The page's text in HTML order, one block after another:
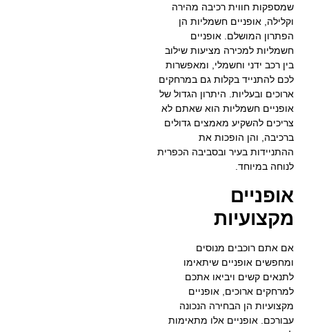
שמספקות חווית רכיבה מהירה
וקלילה, אופניים חשמליות הן
הפתרון המושלם. אופניים
חשמליות למכירה מציעות שילוב
בין רכב ידני וחשמלי, ומאפשרות
לכם להתנייד בקלות גם במרחקים
ארוכים ובעליות. היתרון הגדול של
אופניים חשמליות הוא שאתם לא
צריכים להשקיע מאמצים גדולים
ברכיבה, והן הופכות את
ההתניידות בעיר ובסביבה הכפרית
לנוחה במיוחד.
אופניים
מקצועיות
אם אתם רוכבים מנוסים
ומחפשים אופניים שיתאימו
לתנאים קשים ויביאו אתכם
למרחקים ארוכים, אופניים
מקצועיות הן הבחירה הנכונה
עבורכם. אופניים אלו מתאימות